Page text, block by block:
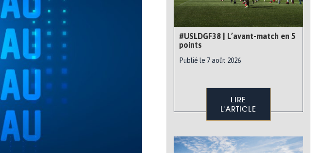
#USLDGF38 | L’avant-match en 5
points
Publié le 7 août 2026
LIRE
L'ARTICLE